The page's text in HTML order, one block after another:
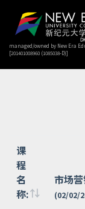
managed/owned by New Era
[201401008960 (1085038-D)]
课
程
名
称:
市场
(02/02/